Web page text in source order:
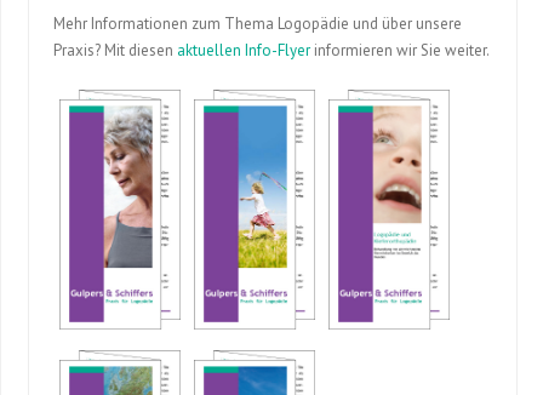
Mehr Informationen zum Thema Logopädie und über unsere
Praxis? Mit diesen aktuellen Info-Flyer informieren wir Sie weiter.